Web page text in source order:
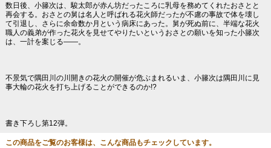
数日後、小籐次は、駿太郎が赤ん坊だったころに乳母を務めてくれたおさとと
再会する。おさとの舅は名人と呼ばれる花火師だったが不慮の事故で体を壊し
て引退し、さらに余命数か月という病床にあった。舅が死ぬ前に、半端な花火
職人の義弟が作った花火を見せてやりたいというおさとの願いを知った小籐次
は、一計を案じる――。
不景気で隅田川の川開きの花火の開催が危ぶまれるいま、小籐次は隅田川に見
事大輪の花火を打ち上げることができるのか!?
書き下ろし第12弾。
この商品をご覧のお客様は、こんな商品もチェックしています。